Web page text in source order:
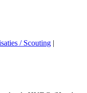
/ Scouting |